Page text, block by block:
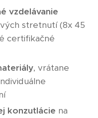
vzdelávanie
stretnutí (8x 45
certifikačné
, vrátane
konzutlácie na